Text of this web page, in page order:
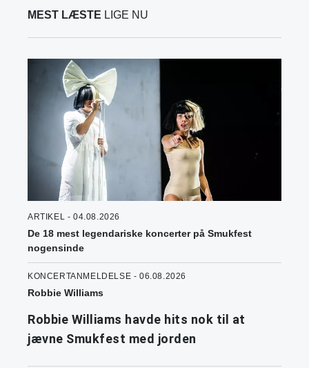
MEST LÆSTE LIGE NU
ARTIKEL - 04.08.2026
De 18 mest legendariske koncerter på Smukfest
nogensinde
KONCERTANMELDELSE - 06.08.2026
Robbie Williams
Robbie Williams havde hits nok til at
jævne Smukfest med jorden